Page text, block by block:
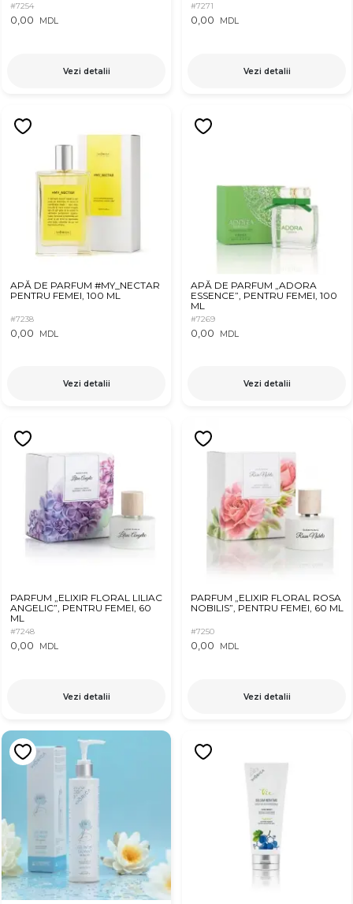
#7254
0,00 MDL
Vezi detalii
#7271
0,00 MDL
Vezi detalii
APĂ DE PARFUM #MY_NECTAR
PENTRU FEMEI, 100 ML
#7238
0,00 MDL
Vezi detalii
APĂ DE PARFUM „ADORA
ESSENCE”, PENTRU FEMEI, 100
ML
#7269
0,00 MDL
Vezi detalii
PARFUM „ELIXIR FLORAL LILIAC
ANGELIC”, PENTRU FEMEI, 60
ML
#7248
0,00 MDL
Vezi detalii
PARFUM „ELIXIR FLORAL ROSA
NOBILIS”, PENTRU FEMEI, 60 ML
#7250
0,00 MDL
Vezi detalii